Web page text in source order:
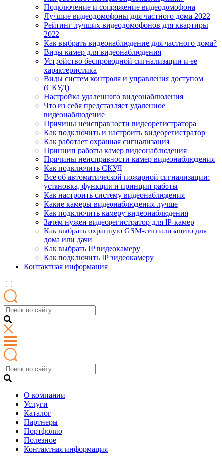
Подключение и сопряжение видеодомофона
Лучшие видеодомофоны для частного дома 2022
Рейтинг лучших видеодомофонов для квартиры
2022
Как выбрать видеонаблюдение для частного дома?
Виды камер для видеонаблюдения
Устройство беспроводной сигнализации и ее
характеристика
Виды систем контроля и управления доступом
(СКУД)
Настройка удаленного видеонаблюдения
Что из себя представляет удаленное
видеонаблюдение
Причины неисправности видеорегистратора
Как подключить и настроить видеорегистратор
Как работает охранная сигнализация
Принцип работы камер видеонаблюдения
Причины неисправности камер видеонаблюдения
Как подключить СКУД
Все об автоматической пожарной сигнализации:
установка, функции и принцип работы
Как настроить систему видеонаблюдения
Какие камеры видеонаблюдения лучше
Как подключить камеру видеонаблюдения
Зачем нужен видеорегистратор для IP-камер
Как выбрать охранную GSM-сигнализацию для
дома или дачи
Как выбрать IP видеокамеру
Как подключить IP видеокамеру
Контактная информация
О компании
Услуги
Каталог
Партнеры
Портфолио
Полезное
Контактная информация